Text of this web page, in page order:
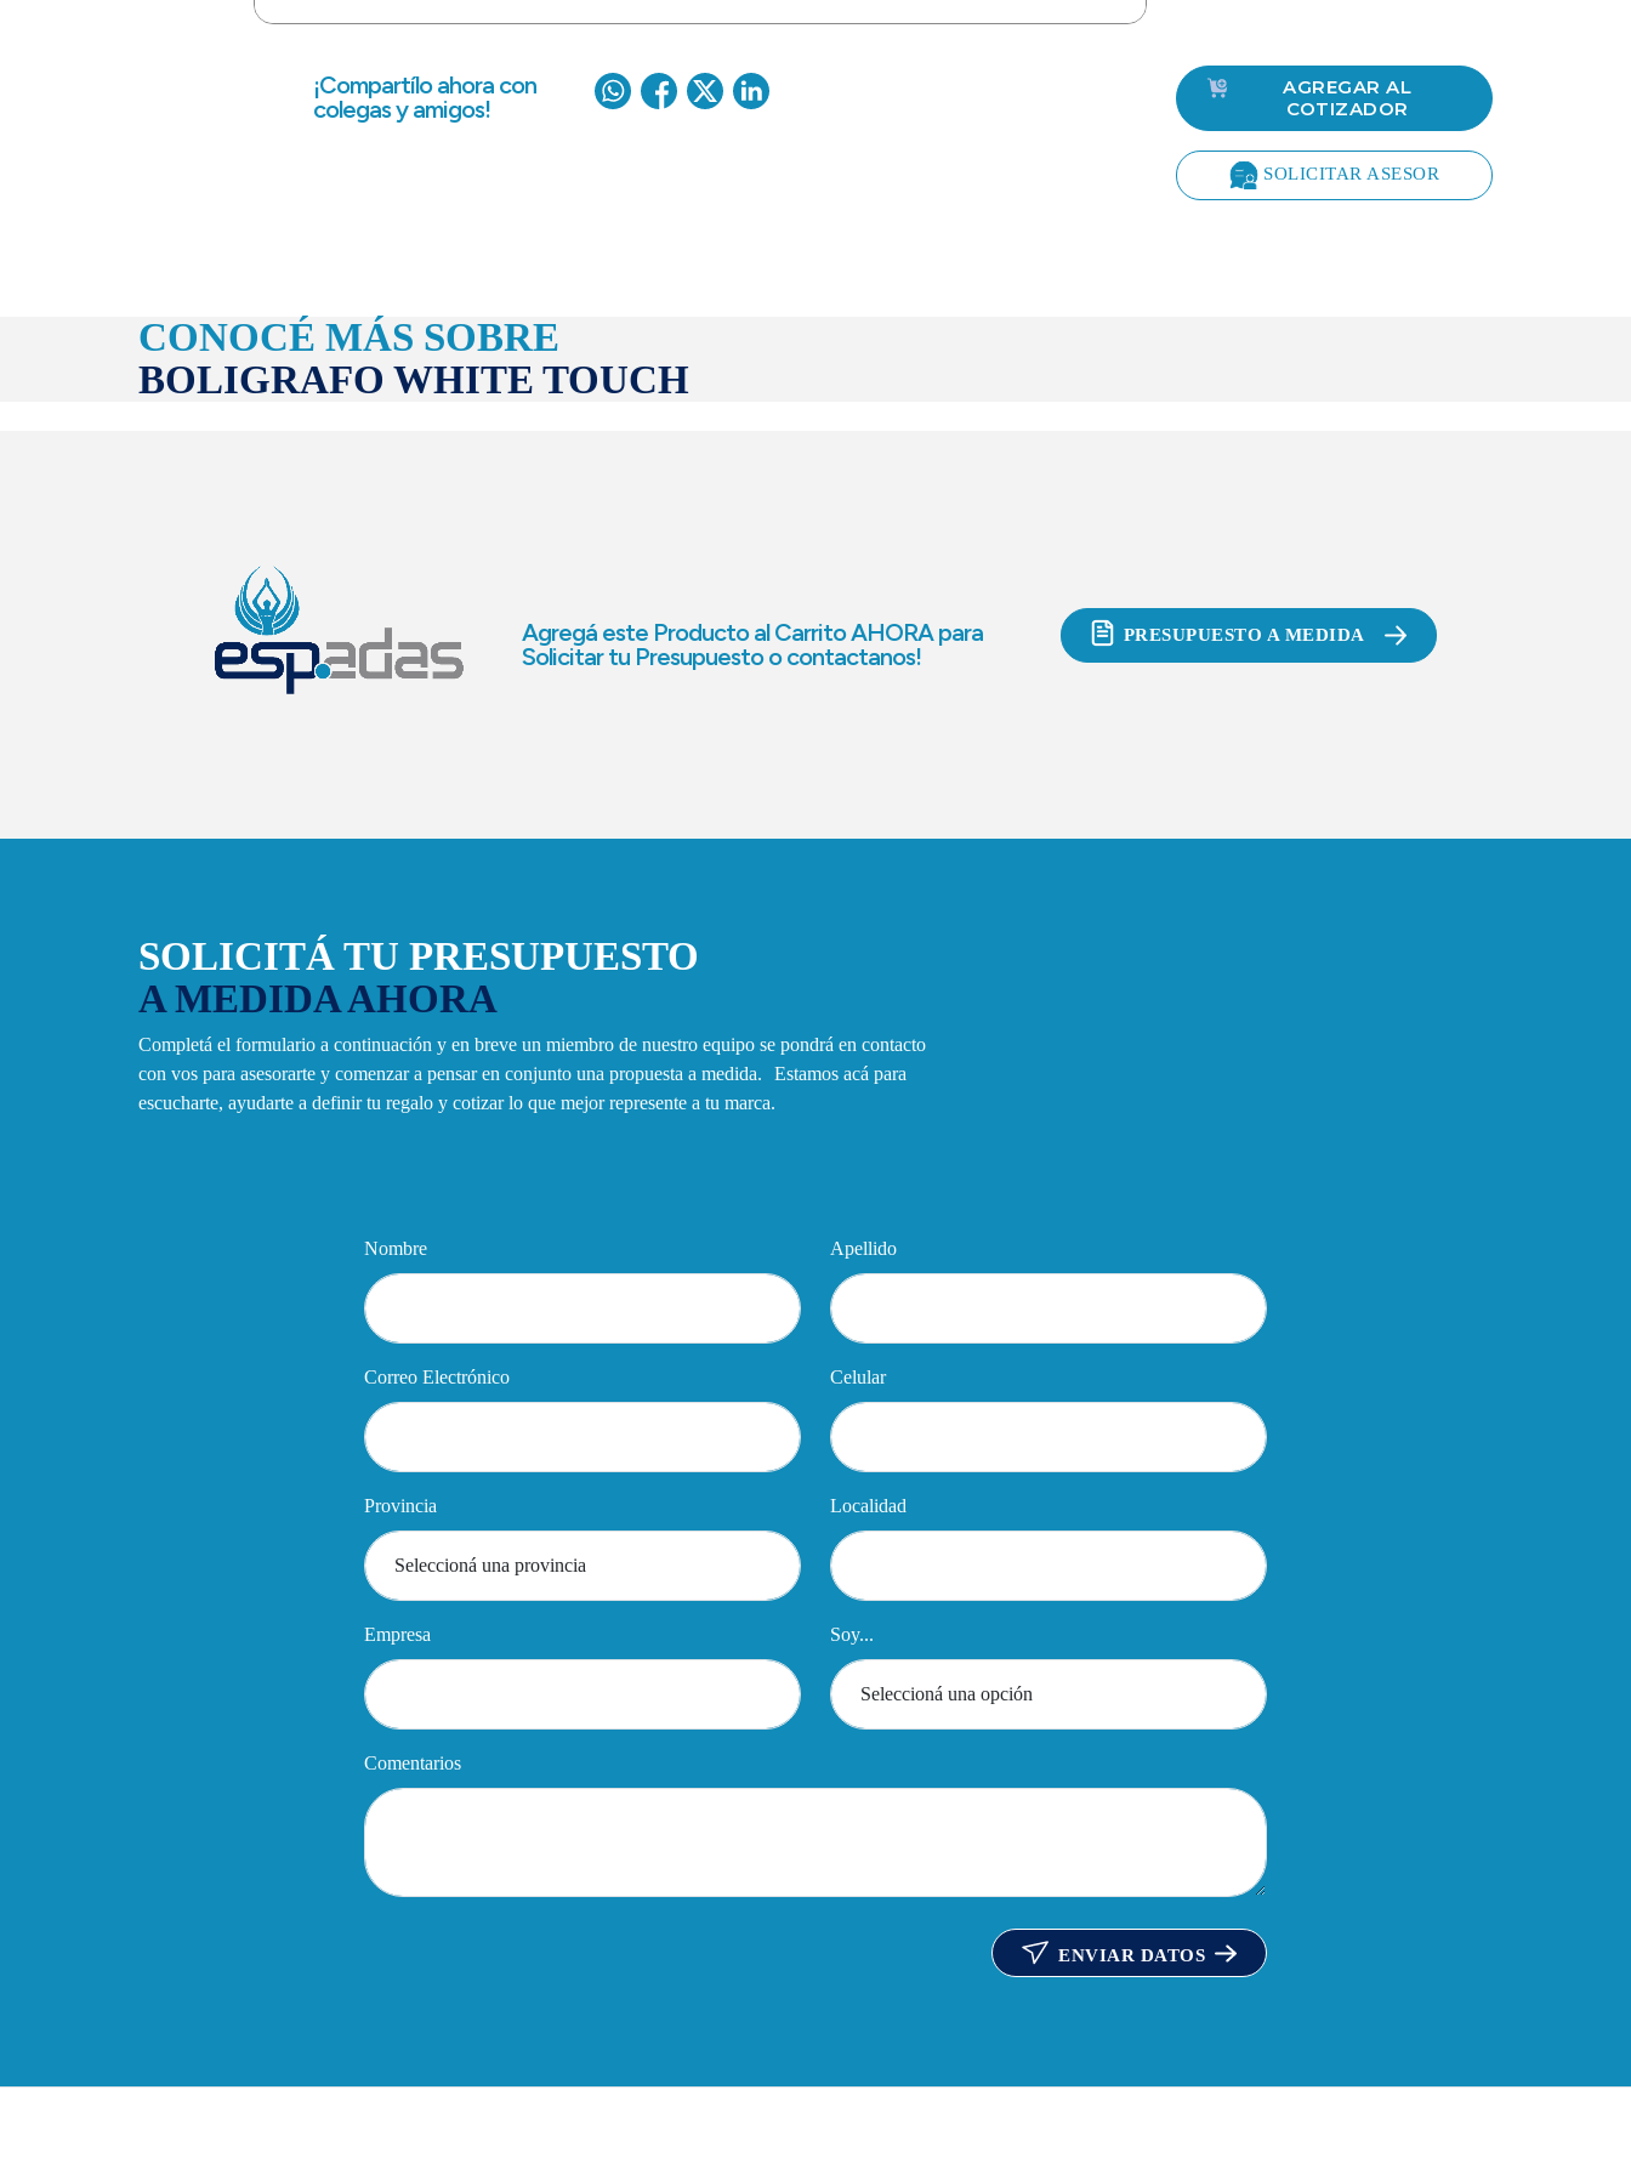
¡Compartílo ahora con
colegas y amigos!
AGREGAR AL
COTIZADOR
SOLICITAR ASESOR
CONOCÉ MÁS SOBRE
BOLIGRAFO WHITE TOUCH
Agregá este Producto al Carrito AHORA para
Solicitar tu Presupuesto o contactanos!
PRESUPUESTO A MEDIDA
SOLICITÁ TU PRESUPUESTO
A MEDIDA AHORA
Completá el formulario a continuación y en breve un miembro de nuestro equipo se pondrá en contacto
con vos para asesorarte y comenzar a pensar en conjunto una propuesta a medida. Estamos acá para
escucharte, ayudarte a definir tu regalo y cotizar lo que mejor represente a tu marca.
Nombre Apellido
Correo Electrónico Celular
Provincia Localidad
Empresa Soy...
Comentarios
ENVIAR DATOS